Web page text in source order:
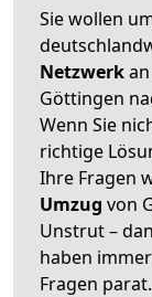
Sie wollen
Netzwerk
Göttingen
Wenn Sie
richtige
Ihre Fragen
Umzug von
Unstrut –
haben
Fragen parat.